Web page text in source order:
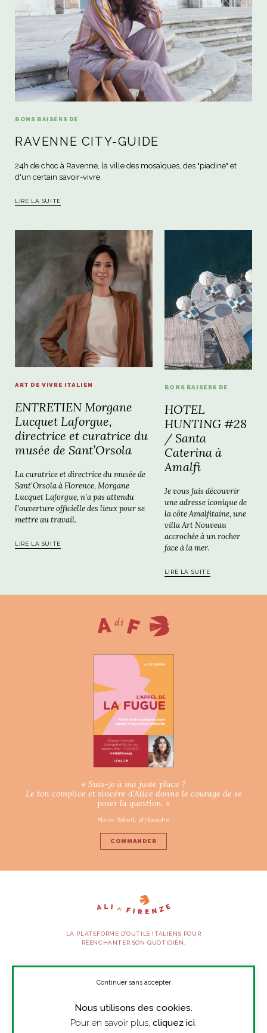
BONS BAISERS DE
RAVENNE CITY-GUIDE
24h de choc à Ravenne, la ville des mosaïques, des "piadine" et
d'un certain savoir-vivre.
LIRE LA SUITE
ART DE VIVRE ITALIEN
ENTRETIEN Morgane
Lucquet Laforgue,
directrice et curatrice du
musée de Sant’Orsola
La curatrice et directrice du musée de
Sant'Orsola à Florence, Morgane
Lucquet Laforgue, n’a pas attendu
l’ouverture officielle des lieux pour se
mettre au travail.
LIRE LA SUITE
BONS BAISERS DE
HOTEL
HUNTING #28
/ Santa
Caterina à
Amalfi
Je vous fais découvrir
une adresse iconique de
la côte Amalfitaine, une
villa Art Nouveau
accrochée à un rocher
face à la mer.
LIRE LA SUITE
« Suis-je à ma juste place ?
Le ton complice et sincère d’Alice donne le courage de se
poser la question. »
Marie Robert, philosophe
COMMANDER
LA PLATEFORME D’OUTILS ITALIENS POUR
RÉENCHANTER SON QUOTIDIEN.
SUIVEZ-NOUS
Nous utilisons des cookies.
Pour en savoir plus, cliquez ici.
Continuer sans accepter